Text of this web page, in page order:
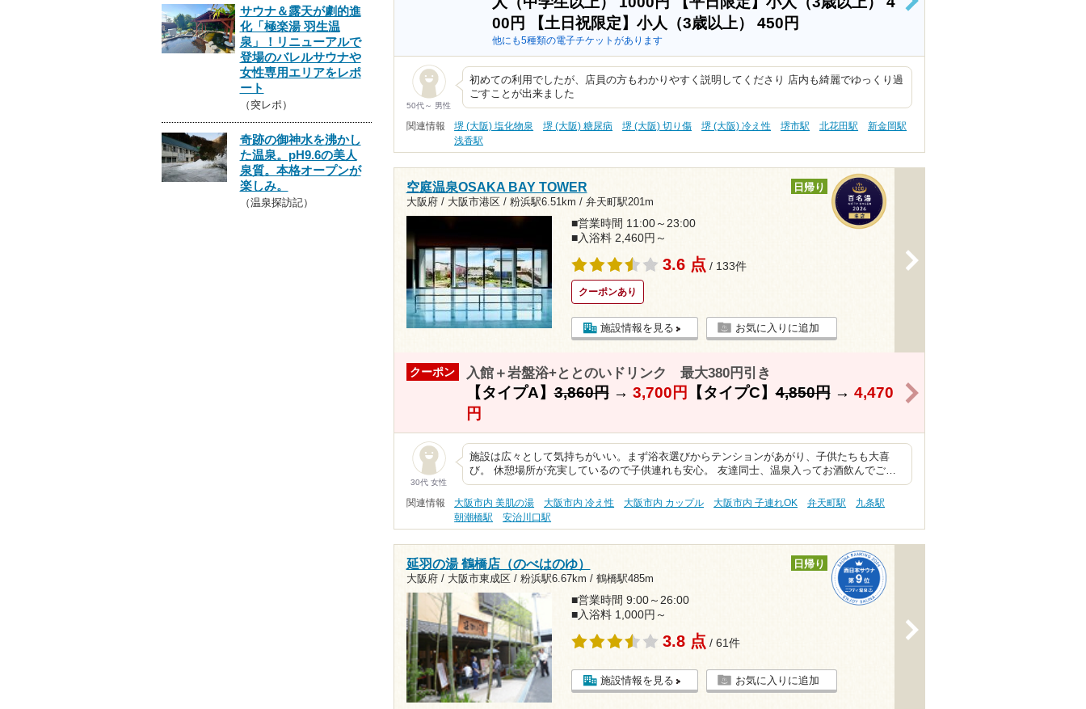
00円
【土日祝限定】小人（3歳以上） 450円
他にも5種類の電子チケットがあります
>
50代～ 男性
初めての利用でしたが、店員の方もわかりやすく説明してくださり 店内も綺麗でゆっくり過
ごすことが出来ました
関連情報 堺 (大阪) 塩化物泉 堺 (大阪) 糖尿病 堺 (大阪) 切り傷 堺 (大阪) 冷え性 堺市駅 北花田駅
新金岡駅
浅香駅
空庭温泉OSAKA BAY TOWER
大阪府 / 大阪市港区 / 粉浜駅6.51km / 弁天町駅201m
日帰り
■営業時間 11:00～23:00
■入浴料 2,460円～
3.6 点 / 133件
クーポンあり
施設情報を見る お気に入りに追加
クーポン 入館＋岩盤浴+ととのいドリンク 最大380円引き
【タイプA】3,860円→ 3,700円 【タイプC】4,850円→ 4,470
円
30代 女性
施設は広々として気持ちがいい。まず浴衣選びからテンションがあがり、子供たちも大喜
び。 休憩場所が充実しているので子供連れも安心。 友達同士、温泉入ってお酒飲んでご…
関連情報 大阪市内 美肌の湯 大阪市内 冷え性 大阪市内 カップル 大阪市内 子連れOK 弁天町駅
九条駅
朝潮橋駅
安治川口駅
延羽の湯 鶴橋店（のべはのゆ）
大阪府 / 大阪市東成区 / 粉浜駅6.67km / 鶴橋駅485m
日帰り
■営業時間 9:00～26:00
■入浴料 1,000円～
3.8 点 / 61件
施設情報を見る お気に入りに追加
サウナ＆露天が劇的進
化「極楽湯 羽生温
泉」！リニューアルで
登場のバレルサウナや
女性専用エリアをレポ
ート
（突レポ）
奇跡の御神水を沸かし
た温泉。pH9.6の美人
泉質。本格オープンが
楽しみ。
（温泉探訪記）